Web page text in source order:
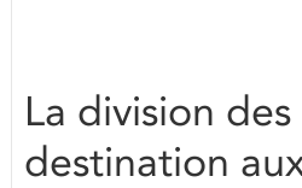
La division
destination